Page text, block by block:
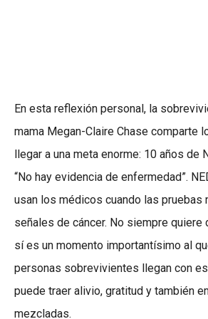
En esta reflexión personal, la
mama Megan-Claire Chase comparte
llegar a una meta enorme: 10 años de
“No hay evidencia de enfermedad”.
usan los médicos cuando las pruebas
señales de cáncer. No siempre quiere
sí es un momento importantísimo al
personas sobrevivientes llegan con
puede traer alivio, gratitud y también
mezcladas.